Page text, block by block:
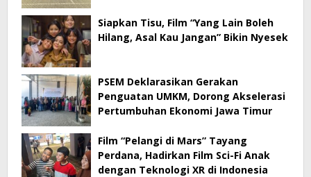
Siapkan Tisu, Film “Yang Lain Boleh
Hilang, Asal Kau Jangan” Bikin Nyesek
PSEM Deklarasikan Gerakan
Penguatan UMKM, Dorong Akselerasi
Pertumbuhan Ekonomi Jawa Timur
Film “Pelangi di Mars” Tayang
Perdana, Hadirkan Film Sci-Fi Anak
dengan Teknologi XR di Indonesia